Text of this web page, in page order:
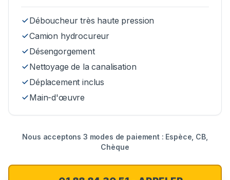
Déboucheur très haute pression
Camion hydrocureur
Désengorgement
Nettoyage de la canalisation
Déplacement inclus
Main-d'œuvre
Nous acceptons 3 modes de paiement : Espèce, CB,
Chèque